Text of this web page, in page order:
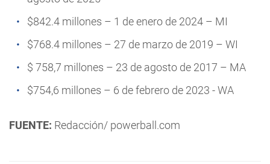
$842.4 millones – 1 de enero de 2024 – MI
$768.4 millones – 27 de marzo de 2019 – WI
$ 758,7 millones – 23 de agosto de 2017 – MA
$754,6 millones – 6 de febrero de 2023 - WA
FUENTE: Redacción/ powerball.com